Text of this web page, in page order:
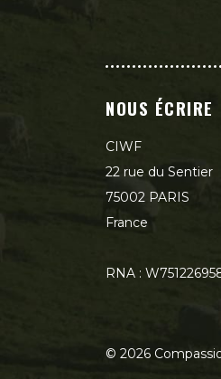
NOUS ÉCRIRE
CIWF
22 rue du Sentier
75002 PARIS
France
RNA :
© 2026